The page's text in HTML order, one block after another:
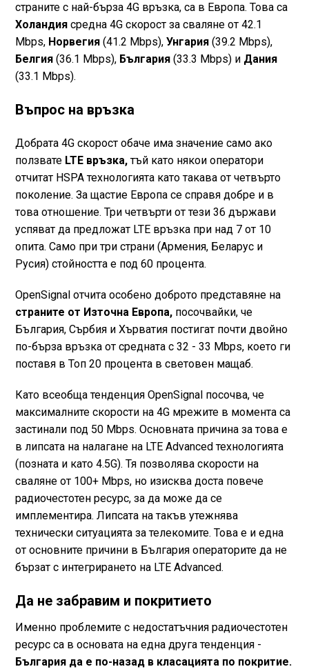
страните с най-бърза 4G връзка, са в Европа. Това са
Холандиясредна 4G скорост за сваляне от 42.1
Mbps, Норвегия(41.2 Mbps), Унгария(39.2 Mbps),
Белгия(36.1 Mbps), България(33.3 Mbps) и Дания
(33.1 Mbps).
Въпрос на връзка
Добрата 4G скорост обаче има значение само ако
ползвате LTE връзка,тъй като някои оператори
отчитат HSPA технологията като такава от четвърто
поколение. За щастие Европа се справя добре и в
това отношение. Три четвърти от тези 36 държави
успяват да предложат LTE връзка при над 7 от 10
опита. Само при три страни (Армения, Беларус и
Русия) стойността е под 60 процента.
OpenSignal отчита особено доброто представяне на
страните от Източна Европа,посочвайки, че
България, Сърбия и Хърватия постигат почти двойно
по-бърза връзка от средната с 32 - 33 Mbps, което ги
поставя в Топ 20 процента в световен мащаб.
Като всеобща тенденция OpenSignal посочва, че
максималните скорости на 4G мрежите в момента са
застинали под 50 Mbps. Основната причина за това е
в липсата на налагане на LTE Advanced технологията
(позната и като 4.5G). Тя позволява скорости на
сваляне от 100+ Mbps, но изисква доста повече
радиочестотен ресурс, за да може да се
имплементира. Липсата на такъв утежнява
технически ситуацията за телекомите. Това е и една
от основните причини в България операторите да не
бързат с интегрирането на LTE Advanced.
Да не забравим и покритието
Именно проблемите с недостатъчния радиочестотен
ресурс са в основата на една друга тенденция -
България да е по-назад в класацията по покритие.